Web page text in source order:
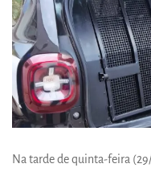
Na tarde de quinta-feira